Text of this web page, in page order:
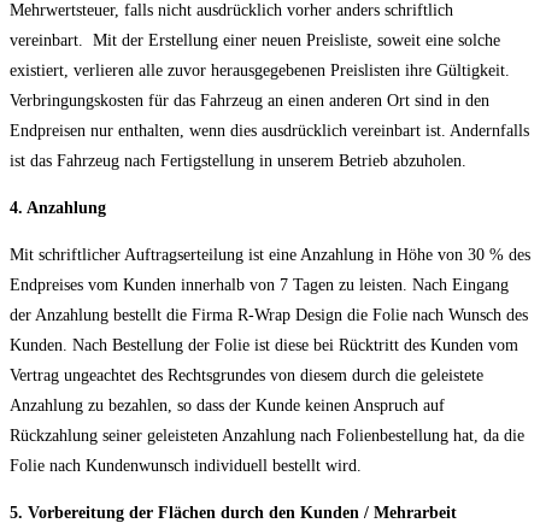
Mehrwertsteuer, falls nicht ausdrücklich vorher anders schriftlich
vereinbart. Mit der Erstellung einer neuen Preisliste, soweit eine solche
existiert, verlieren alle zuvor herausgegebenen Preislisten ihre Gültigkeit.
Verbringungskosten für das Fahrzeug an einen anderen Ort sind in den
Endpreisen nur enthalten, wenn dies ausdrücklich vereinbart ist. Andernfalls
ist das Fahrzeug nach Fertigstellung in unserem Betrieb abzuholen.
4. Anzahlung
Mit schriftlicher Auftragserteilung ist eine Anzahlung in Höhe von 30 % des
Endpreises vom Kunden innerhalb von 7 Tagen zu leisten. Nach Eingang
der Anzahlung bestellt die Firma R-Wrap Design die Folie nach Wunsch des
Kunden. Nach Bestellung der Folie ist diese bei Rücktritt des Kunden vom
Vertrag ungeachtet des Rechtsgrundes von diesem durch die geleistete
Anzahlung zu bezahlen, so dass der Kunde keinen Anspruch auf
Rückzahlung seiner geleisteten Anzahlung nach Folienbestellung hat, da die
Folie nach Kundenwunsch individuell bestellt wird.
5. Vorbereitung der Flächen durch den Kunden / Mehrarbeit